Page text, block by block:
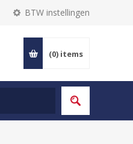
BTW instellingen
(0) items